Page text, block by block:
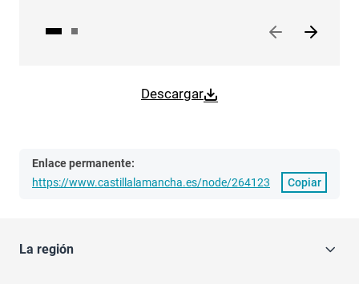
Descargar
Enlace permanente:
https://www.castillalamancha.es/node/264123
Copiar
La región